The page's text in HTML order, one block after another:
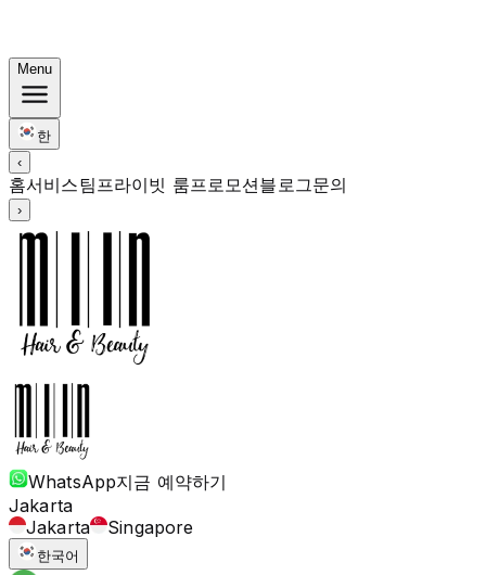
Menu
한
‹
홈서비스팀프라이빗 룸프로모션블로그문의
›
WhatsApp지금 예약하기
Jakarta
Jakarta
Singapore
한국어